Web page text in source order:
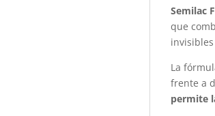
Semilac
que
La
frente a
permite